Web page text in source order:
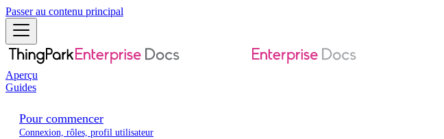
Passer au contenu principal
Aperçu
Guides
Pour commencer
Connexion, rôles, profil utilisateur